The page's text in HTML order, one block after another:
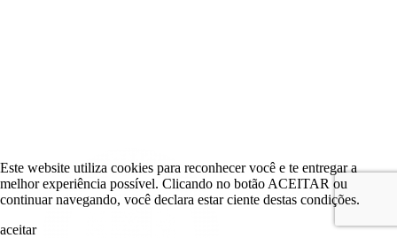
Este website utiliza cookies para reconhecer você e te entregar a
melhor experiência possível. Clicando no botão ACEITAR ou
continuar navegando, você declara estar ciente destas condições.
aceitar